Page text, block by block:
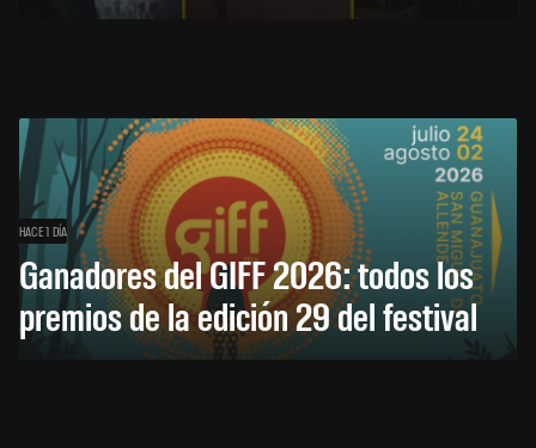
HACE 1 DÍA
Ganadores del GIFF 2026: todos los
premios de la edición 29 del festival